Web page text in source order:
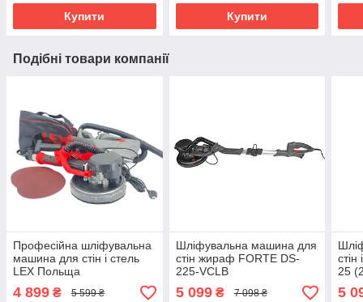
Купити Купити
Подібні товари компанії
Професійна шліфувальна
машина для стін і стель
LEX Польща
1700W(LXDWS17)
4 899 ₴ 5 599 ₴
Шлiфувальна машина для
стiн жираф FORTE DS-
225-VCLВ
5 099₴ 7 098 ₴
25
5